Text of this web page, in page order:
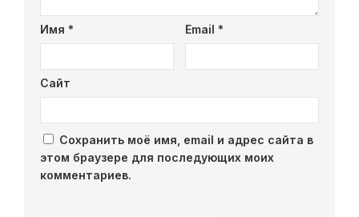
Имя * Email *
Сайт
Сохранить моё имя, email и адрес сайта в
этом браузере для последующих моих
комментариев.